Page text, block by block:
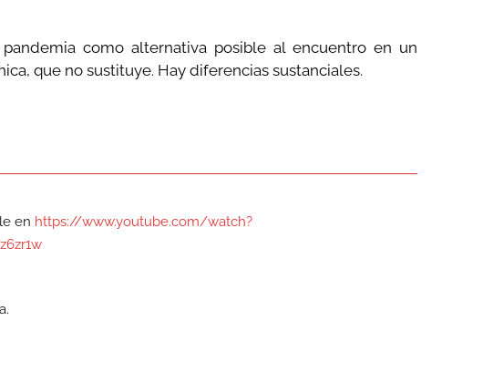
como alternativa posible al encuentro en un
que no sustituye. Hay diferencias sustanciales.
en https://www.youtube.com/watch?